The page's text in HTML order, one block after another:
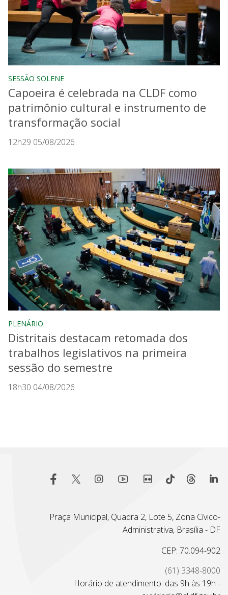
SESSÃO SOLENE
Capoeira é celebrada na CLDF como
patrimônio cultural e instrumento de
transformação social
12h29 05/08/2026
PLENÁRIO
Distritais destacam retomada dos
trabalhos legislativos na primeira
sessão do semestre
18h30 04/08/2026
Praça Municipal, Quadra 2, Lote 5, Zona Cívico-
Administrativa, Brasília - DF
CEP: 70.094-902
(61) 3348-8000
Horário de atendimento: das 9h às 19h -